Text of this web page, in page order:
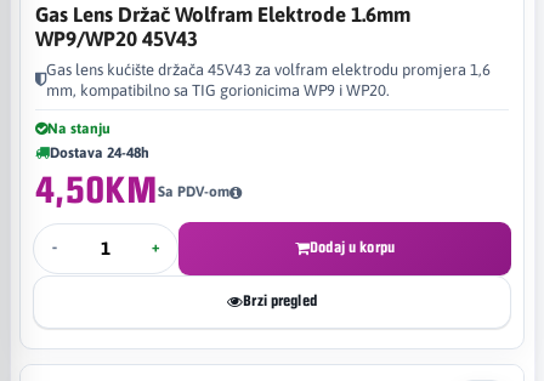
Gas Lens Držač Wolfram Elektrode 1.6mm
WP9/WP20 45V43
Gas lens kućište držača 45V43 za volfram elektrodu promjera 1,6
mm, kompatibilno sa TIG gorionicima WP9 i WP20.
Na stanju
Dostava 24-48h
4,50KMSa PDV-om
- + Dodaj u korpu
Brzi pregled